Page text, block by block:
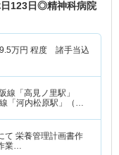
日123日◎精神科病院
万円 程度 諸手当込
線「高見ノ里駅」
「河内松原駅」（バ
て 栄養管理計画書作
業…